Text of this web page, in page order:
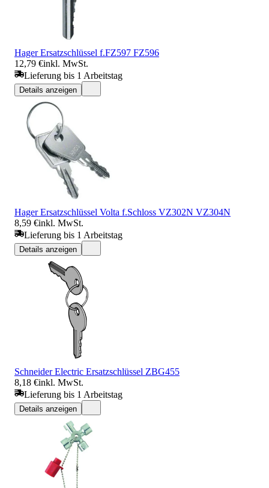
Hager Ersatzschlüssel f.FZ597 FZ596
12,79 €inkl. MwSt.
Lieferung bis 1 Arbeitstag
Details anzeigen
Hager Ersatzschlüssel Volta f.Schloss VZ302N VZ304N
8,59 €inkl. MwSt.
Lieferung bis 1 Arbeitstag
Details anzeigen
Schneider Electric Ersatzschlüssel ZBG455
8,18 €inkl. MwSt.
Lieferung bis 1 Arbeitstag
Details anzeigen